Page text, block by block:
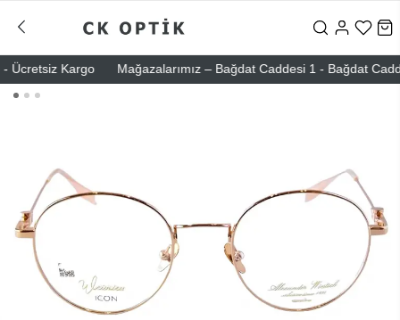
Kargo Mağazalarımız – Bağdat Caddesi 1 - Bağdat